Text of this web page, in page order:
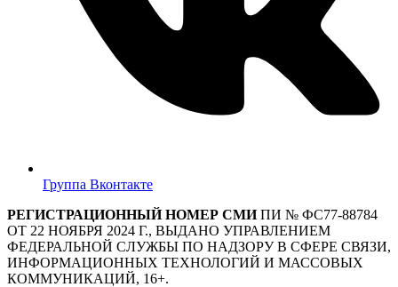
Группа Вконтакте
РЕГИСТРАЦИОННЫЙ НОМЕР СМИПИ № ФС77-88784
ОТ 22 НОЯБРЯ 2024 Г., ВЫДАНО УПРАВЛЕНИЕМ
ФЕДЕРАЛЬНОЙ СЛУЖБЫ ПО НАДЗОРУ В СФЕРЕ СВЯЗИ,
ИНФОРМАЦИОННЫХ ТЕХНОЛОГИЙ И МАССОВЫХ
КОММУНИКАЦИЙ, 16+.